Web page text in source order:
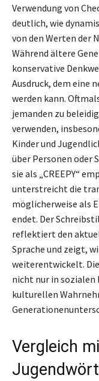
Verwendung von
deutlich, wie
von den Werten der
Während ältere
konservative
Ausdruck, dem eine
werden kann.
jemanden zu
verwenden,
Kinder und
über Personen oder
sie als „CREEPY“
unterstreicht die
möglicherweise als
endet. Der
reflektiert den
Sprache und zeigt,
weiterentwickelt.
nicht nur in sozialen
kulturellen
Vergleich